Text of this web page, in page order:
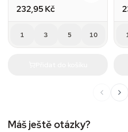
232,95 Kč
1 3 5 10
Máš ještě otázky?